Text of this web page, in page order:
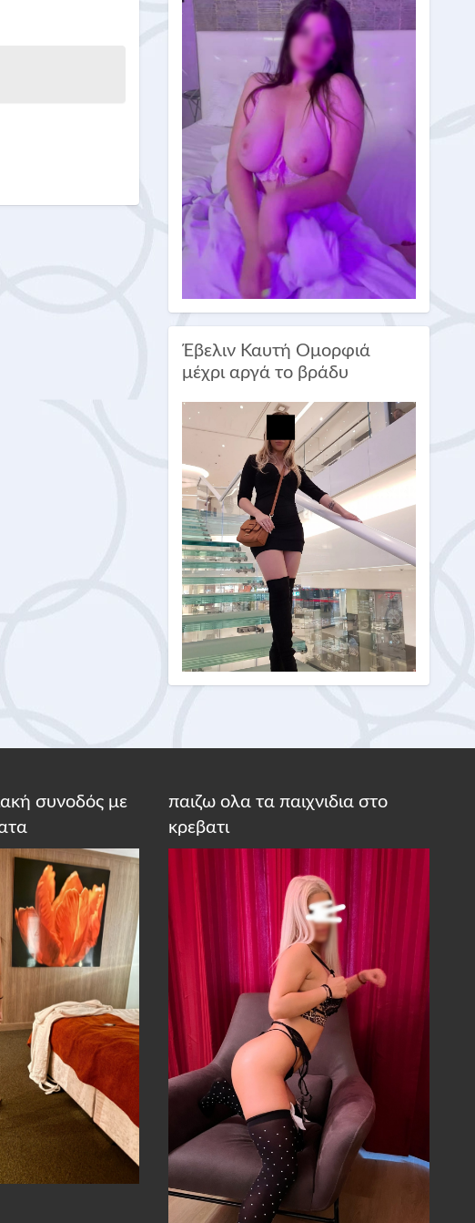
Έβελιν Καυτή Ομορφιά
μέχρι αργά το βράδυ
συνοδός με
παιζω ολα τα παιχνιδια στο
κρεβατι